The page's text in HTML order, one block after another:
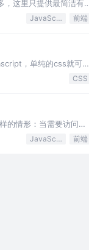
，这里只提供最简洁有
JavaScript 前端
，单纯的css就可以
CSS
的情形：当需要访问嵌
JavaScript 前端